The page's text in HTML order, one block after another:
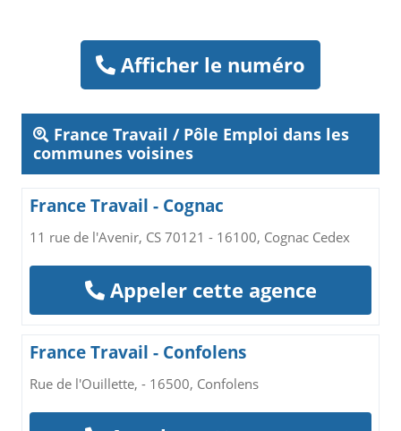
Afficher le numéro
France Travail / Pôle Emploi dans les
communes voisines
France Travail - Cognac
11 rue de l'Avenir, CS 70121 - 16100, Cognac Cedex
Appeler cette agence
France Travail - Confolens
Rue de l'Ouillette, - 16500, Confolens